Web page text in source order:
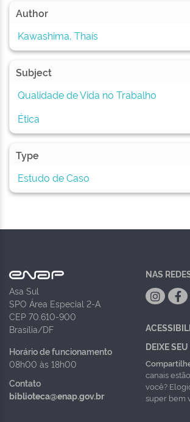
Author
Kawashima, Thaís
Subject
Qualidade de Vida no Trabalho
Ética
Type
Estudo de Caso
Asa Sul
SPO Área Especial 2-A
CEP 70.610-900
Brasília/DF
Horário de funcionamento
08h00 às 18h00
Contato
biblioteca@enap.gov.br
NAS
DEIXE
canais
você?
super bem